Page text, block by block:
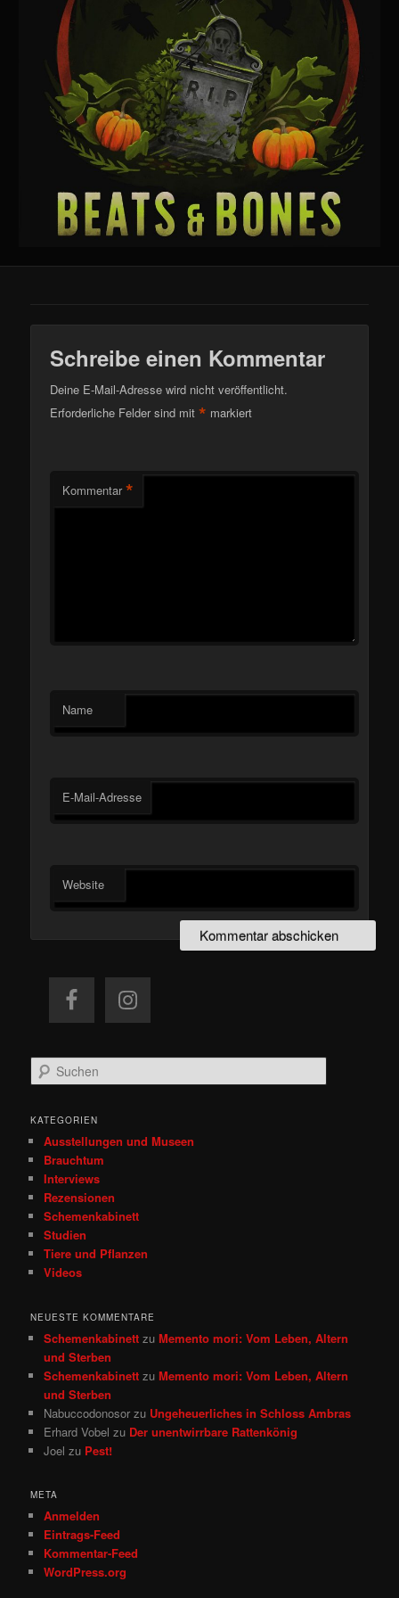
Schreibe einen Kommentar
Deine E-Mail-Adresse wird nicht veröffentlicht.
Erforderliche Felder sind mit* markiert
Kommentar *
Name
E-Mail-Adresse
Website
u
h
KATEGORIEN
Ausstellungen und Museen
Brauchtum
Interviews
Rezensionen
Schemenkabinett
Studien
Tiere und Pflanzen
Videos
NEUESTE KOMMENTARE
Schemenkabinett zuMemento mori: Vom Leben, Altern
und Sterben
Schemenkabinett zuMemento mori: Vom Leben, Altern
und Sterben
Nabuccodonosor zu Ungeheuerliches in Schloss Ambras
Erhard Vobel zu Der unentwirrbare Rattenkönig
Joel zu Pest!
META
Anmelden
Eintrags-Feed
Kommentar-Feed
WordPress.org